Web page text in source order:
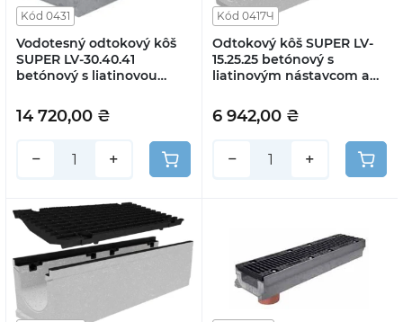
Kód 0431
Vodotesný odtokový kôš
SUPER LV-30.40.41
betónový s liatinovou
(súprava)
14 720,00 ₴
− +
Kód 0417Ч
Odtokový kôš SUPER LV-
15.25.25 betónový s
liatinovým nástavcom a
povrchom (súprava)
6 942,00 ₴
− +